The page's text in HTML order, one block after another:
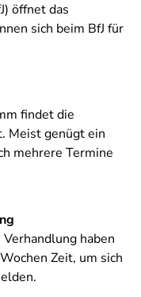
öffnet das
sich beim BfJ für
findet die
Meist genügt ein
mehrere Termine
haben
Zeit, um sich